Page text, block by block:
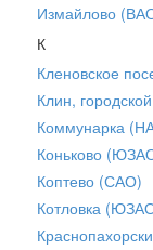
Измайлово
К
Кленовское
Клин,
Коммунарка
Коньково
Коптево (САО)
Котловка